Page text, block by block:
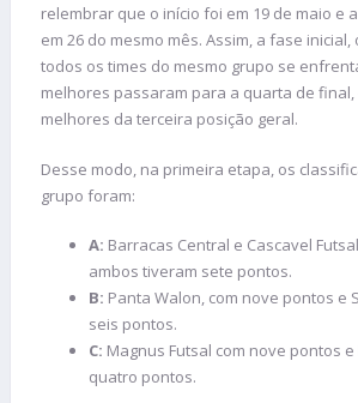
relembrar que o início foi em 19 de maio e
em 26 do mesmo mês. Assim, a fase
todos os times do mesmo grupo se
melhores passaram para a quarta de final,
melhores da terceira posição geral.
Desse modo, na primeira etapa, os
grupo foram:
A: Barracas Central e Cascavel
ambos tiveram sete pontos.
B: Panta Walon, com nove pontos e
seis pontos.
C: Magnus Futsal com nove pontos
quatro pontos.